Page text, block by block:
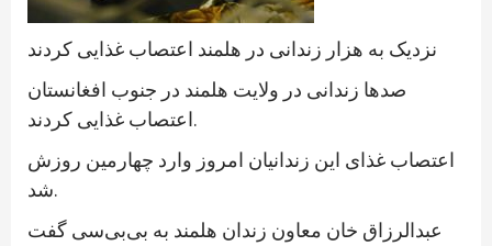
نزدیک به هزار زندانی در هلمند اعتصاب غذایی کردند
صدها زندانی در ولایت هلمند در جنوب افغانستان
اعتصاب غذایی کردند.
اعتصاب غذای این زندانیان امروز وارد چهارمین روزش
شد.
عبدالرزاق خان معاون زندان هلمند به بی‌بی‌سی گفت